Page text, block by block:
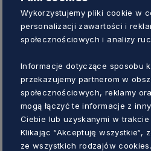
Regionalną
24 samorządami
angażować
przedsiębiorców w
projektu GOZilla
gminnych oraz
studia podyplomowe
obiegu zamkniętym.
Wykorzystujemy pliki cookie w
personalizacji zawartości i
społecznościowych i analizy
Informacje dotyczące sposobu
przekazujemy partnerom w
społecznościowych, reklamy
mogą łączyć te informacje z
Ciebie lub uzyskanymi w
Klikając “Akceptuję wszystkie“,
ze wszystkich rodzajów